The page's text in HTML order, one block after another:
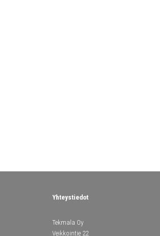
Yhteystiedot
Tekmala Oy
Veikkointie 22